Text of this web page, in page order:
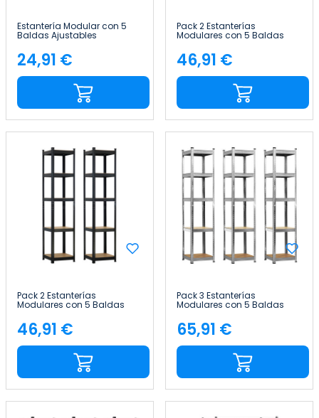
Estantería Modular con 5
Baldas Ajustables
180x40x40cm 175Kg Thinia
Home
Precio
24,91 €
Pack 2 Estanterías
Modulares con 5 Baldas
175Kg Thinia Home
Precio
46,91 €
Pack 2 Estanterías
Modulares con 5 Baldas
175Kg Thinia Home
Precio
46,91 €
Pack 3 Estanterías
Modulares con 5 Baldas
175Kg Thinia Home
Precio
65,91 €